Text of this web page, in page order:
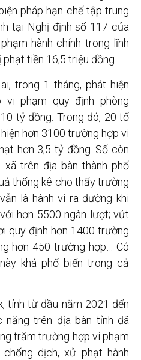
pháp hạn chế tập trung
tại Nghị định số 117 của
hành chính trong lĩnh
tiền 16,5 triệu đồng.
trong 1 tháng, phát hiện
vi phạm quy định phòng
tỷ đồng. Trong đó, 20 tổ
hơn 3100 trường hợp vi
hơn 3,5 tỷ đồng. Số còn
trên địa bàn thành phố
thống kê cho thấy trường
là hành vi ra đường khi
hơn 5500 ngàn lượt; vứt
quy định hơn 1400 trường
hơn 450 trường hợp… Có
khá phổ biến trong cả
tính từ đầu năm 2021 đến
trên địa bàn tỉnh đã
trăm trường hợp vi phạm
dịch, xử phạt hành